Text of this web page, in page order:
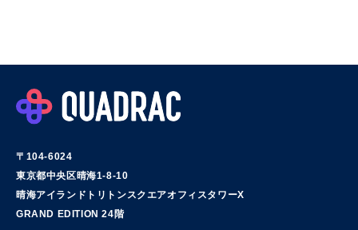
〒104-6024
東京都中央区晴海1-8-10
晴海アイランドトリトンスクエアオフィスタワーX
GRAND EDITION 24階